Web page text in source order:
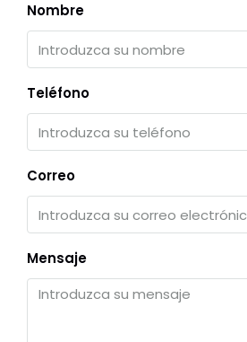
Nombre
Teléfono
Correo
Mensaje